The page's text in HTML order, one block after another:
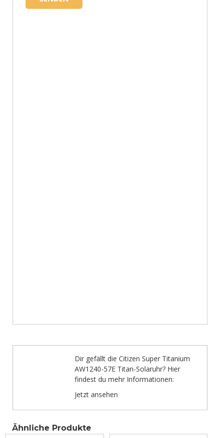
Dir gefällt die Citizen Super Titanium
AW1240-57E Titan-Solaruhr? Hier
findest du mehr Informationen:
Jetzt ansehen
Ähnliche Produkte